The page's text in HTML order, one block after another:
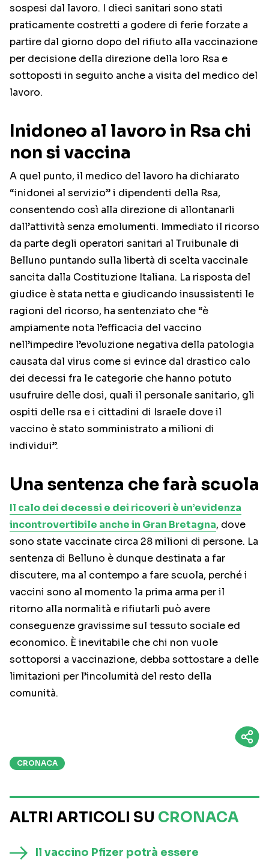
sospesi dal lavoro. I dieci sanitari sono stati
praticamente costretti a godere di ferie forzate a
partire dal giorno dopo del rifiuto alla vaccinazione
per decisione della direzione della loro Rsa e
sottoposti in seguito anche a visita del medico del
lavoro.
Inidoneo al lavoro in Rsa chi
non si vaccina
A quel punto, il medico del lavoro ha dichiarato
“inidonei al servizio” i dipendenti della Rsa,
consentendo così alla direzione di allontanarli
dall’attività senza emolumenti. Immediato il ricorso
da parte degli operatori sanitari al Truibunale di
Belluno puntando sulla libertà di scelta vaccinale
sancita dalla Costituzione Italiana. La risposta del
giudice è stata netta e giudicando insussistenti le
ragioni del ricorso, ha sentenziato che “è
ampiamente nota l’efficacia del vaccino
nell’impedire l’evoluzione negativa della patologia
causata dal virus come si evince dal drastico calo
dei decessi fra le categorie che hanno potuto
usufruire delle dosi, quali il personale sanitario, gli
ospiti delle rsa e i cittadini di Israele dove il
vaccino è stato somministrato a milioni di
individui”.
Una sentenza che farà scuola
Il calo dei decessi e dei ricoveri è un’evidenza
incontrovertibile anche in Gran Bretagna, dove
sono state vaccinate circa 28 milioni di persone. La
sentenza di Belluno è dunque destinata a far
discutere, ma al contempo a fare scuola, perché i
vaccini sono al momento la prima arma per il
ritorno alla normalità e rifiutarli può avere
conseguenze gravissime sul tessuto sociale ed
economico. È inevitabile che chi non vuole
sottoporsi a vaccinazione, debba sottostare a delle
limitazioni per l’incolumità del resto della
comunità.
CRONACA
ALTRI ARTICOLI SU CRONACA
Il vaccino Pfizer potrà essere